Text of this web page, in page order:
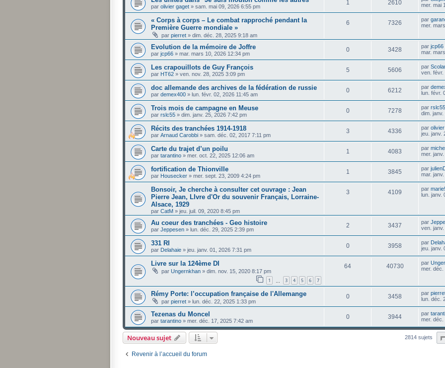
par olivier gaget » sam. mai 09, 2026 6:55 pm
1 2610
mer. mai
« Corps à corps – Le combat rapproché pendant la
Première Guerre mondiale »
par pierret » dim. déc. 28, 2025 9:18 am
6 7326 par
mer.
Evolution de la mémoire de Joffre
par jcp66 » mar. mars 10, 2026 12:34 pm
0 3428 par jcp66
mar.
Les crapouillots de Guy François
par HT62 » ven. nov. 28, 2025 3:09 pm
5 5606 par
ven. févr.
doc allemande des archives de la fédération de russie
par demex400 » lun. févr. 02, 2026 11:45 am
0 6212 par
lun. févr.
Trois mois de campagne en Meuse
par rslc55 » dim. janv. 25, 2026 7:42 pm
0 7278 par rslc55
dim.
Récits des tranchées 1914-1918
par Arnaud Carobbi » sam. déc. 02, 2017 7:11 pm
3 4336 par
jeu. janv.
Carte du trajet d’un poilu
par tarantino » mer. oct. 22, 2025 12:06 am
1 4083 par
mer.
fortification de Thionville
par Housecker » mer. sept. 23, 2009 4:24 pm
1 3845 par
mar.
Bonsoir, Je cherche à consulter cet ouvrage : Jean
Pierre Jean, LIvre d'Or du souvenir Français, Lorraine-
Alsace, 1929
par CatM » jeu. juil. 09, 2020 8:45 pm
3 4109 par
lun. janv.
Au coeur des tranchées - Geo histoire
par Jeppesen » lun. déc. 29, 2025 2:39 pm
2 3437 par
ven.
331 RI
par Delahaie » jeu. janv. 01, 2026 7:31 pm
0 3958 par
jeu. janv.
Livre sur la 124ème DI
par Ungernkhan » dim. nov. 15, 2020 8:17 pm
1 3 4 5 6 7
64 40730 par
mer. déc.
Rémy Porte: l’occupation française de l'Allemange
par pierret » lun. déc. 22, 2025 1:33 pm
0 3458 par
lun. déc.
Tezenas du Moncel
par tarantino » mer. déc. 17, 2025 7:42 am
0 3944 par
mer. déc.
Nouveau sujet 2814 sujets
Revenir à l’accueil du forum